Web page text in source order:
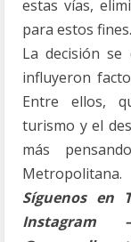
estas vías,
para estos fines.
La decisión
influyeron
Entre ellos,
turismo y el
más
Metropolitana.
Síguenos en
Instagram